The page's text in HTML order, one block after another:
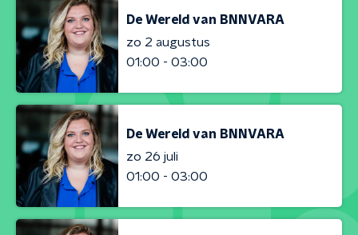
De Wereld van BNNVARA
zo 2 augustus
01:00 - 03:00
De Wereld van BNNVARA
zo 26 juli
01:00 - 03:00